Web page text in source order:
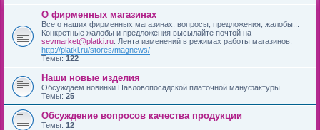
О фирменных магазинах
Все о наших фирменных магазинах: вопросы, предложения, жалобы...
Конкретные жалобы и предложения высылайте почтой на
sevmarket@platki.ru . Лента изменений в режимах работы магазинов:
http://platki.ru/stores/magnews/
Темы: 122
Наши новые изделия
Обсуждаем новинки Павловопосадской платочной мануфактуры.
Темы: 25
Обсуждение вопросов качества продукции
Темы: 12